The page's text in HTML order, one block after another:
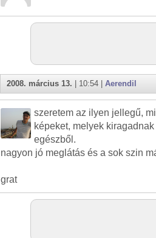
2008. március 13. | 10:54 | Aerendil
szeretem az ilyen jellegű,
képeket, melyek
egészből.
nagyon jó meglátás és a sok szin
grat